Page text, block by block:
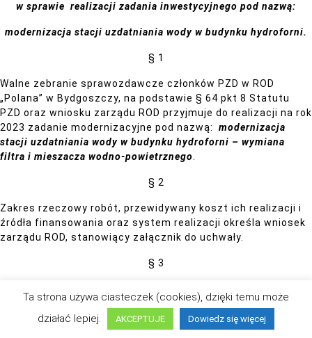
w sprawie realizacji zadania inwestycyjnego pod nazwą:
modernizacja stacji uzdatniania wody w budynku hydroforni.
§ 1
Walne zebranie sprawozdawcze członków PZD w ROD
„Polana” w Bydgoszczy, na podstawie § 64 pkt 8 Statutu
PZD oraz wniosku zarządu ROD przyjmuje do realizacji na rok
2023 zadanie modernizacyjne pod nazwą: modernizacja
stacji uzdatniania wody w budynku hydroforni – wymiana
filtra i mieszacza wodno-powietrznego
§ 2
Zakres rzeczowy robót, przewidywany koszt ich realizacji i
źródła finansowania oraz system realizacji określa wniosek
zarządu ROD, stanowiący załącznik do uchwały.
§ 3
zadania o którym mowa w § 1, ustala się w kwocie 30,00 zł.
Kwotę należy wpłacić na rachunek bankowy ROD w terminie
do 30 czerwca 2023 rok.
Ta strona używa ciasteczek (cookies), dzięki temu może
działać lepiej.
AKCEPTUJE Dowiedz się więcej